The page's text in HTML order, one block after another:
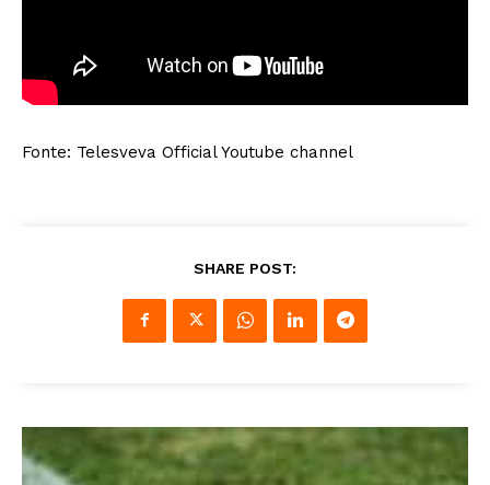
Fonte: Telesveva Official Youtube channel
SHARE POST: